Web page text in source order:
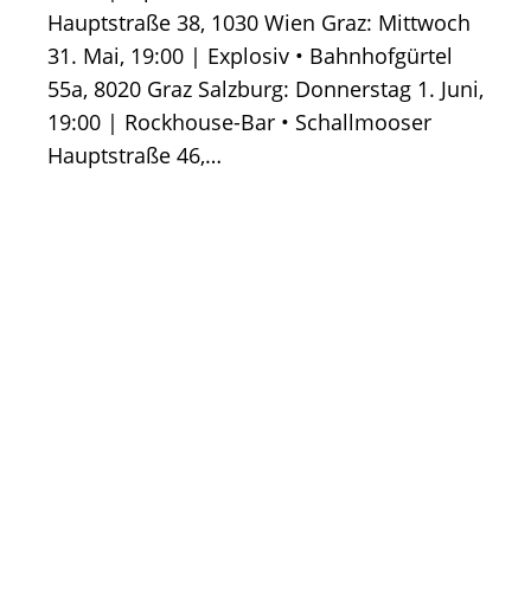
Hauptstraße 38, 1030 Wien Graz: Mittwoch
31. Mai, 19:00 | Explosiv • Bahnhofgürtel
55a, 8020 Graz Salzburg: Donnerstag 1. Juni,
19:00 | Rockhouse-Bar • Schallmooser
Hauptstraße 46,…